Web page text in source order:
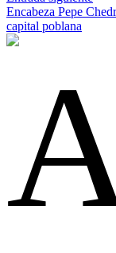
Encabeza Pepe
capital poblana